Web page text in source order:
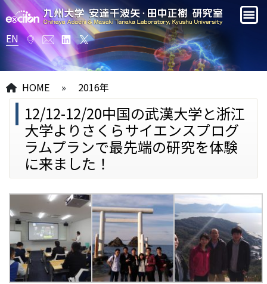
EN
HOME » 2016年
12/12-12/20中国の武漢大学と浙江
大学よりさくらサイエンスプログ
ラムプランで最先端の研究を体験
に来ました！